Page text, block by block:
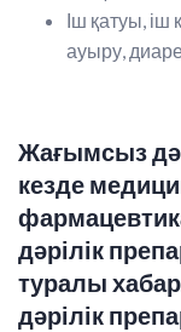
Іш қатуы, іш
ауыру,
Жағымсыз
кезде
дәрілік
туралы
дәрілік